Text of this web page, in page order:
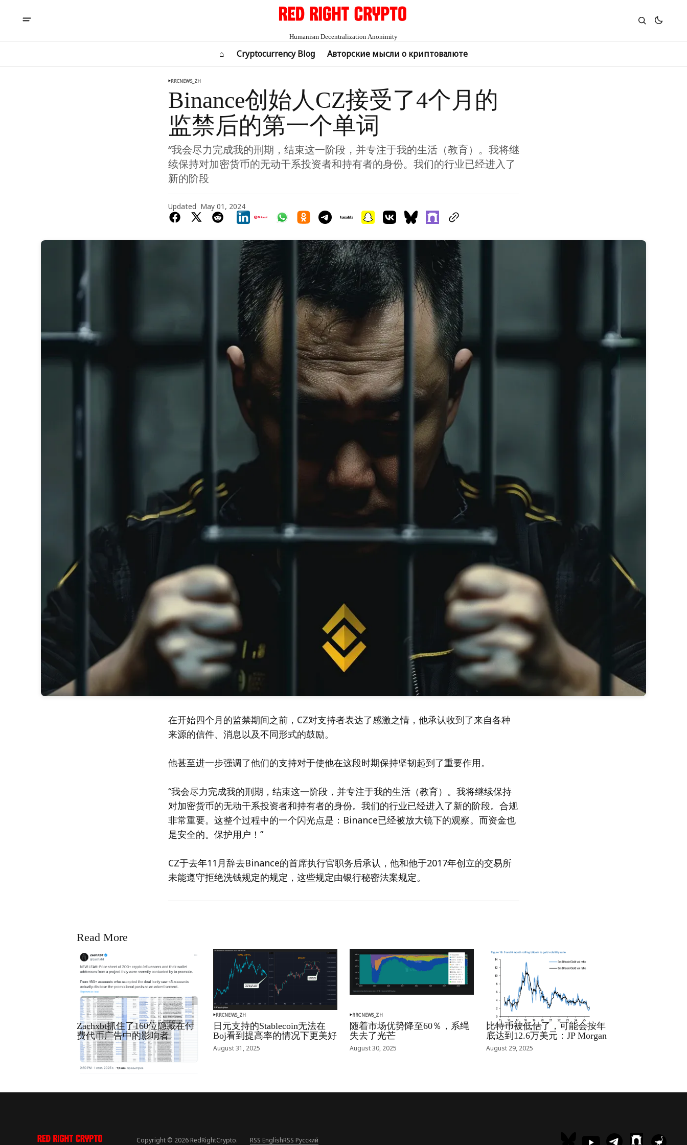
Humanism Decentralization Anonimity
⌂ Cryptocurrency Blog Авторские мысли о криптовалюте
RRCNEWS_ZH
Binance创始人CZ接受了4个月的
监禁后的第一个单词
“我会尽力完成我的刑期，结束这一阶段，并专注于我的生活（教育）。我将继
续保持对加密货币的无动干系投资者和持有者的身份。我们的行业已经进入了
新的阶段
Updated May 01, 2024
在开始四个月的监禁期间之前，CZ对支持者表达了感激之情，他承认收到了来自各种
来源的信件、消息以及不同形式的鼓励。
他甚至进一步强调了他们的支持对于使他在这段时期保持坚韧起到了重要作用。
“我会尽力完成我的刑期，结束这一阶段，并专注于我的生活（教育）。我将继续保持
对加密货币的无动干系投资者和持有者的身份。我们的行业已经进入了新的阶段。合规
非常重要。这整个过程中的一个闪光点是：Binance已经被放大镜下的观察。而资金也
是安全的。保护用户！”
CZ于去年11月辞去Binance的首席执行官职务后承认，他和他于2017年创立的交易所
未能遵守拒绝洗钱规定的规定，这些规定由银行秘密法案规定。
Read More
RRCNEWS_ZH
Zachxbt抓住了160位隐藏在付
费代币广告中的影响者
September 01, 2025
RRCNEWS_ZH
日元支持的Stablecoin无法在
Boj看到提高率的情况下更美好
August 31, 2025
RRCNEWS_ZH
随着市场优势降至60％，系绳
失去了光芒
August 30, 2025
RRCNEWS_ZH
比特币被低估了，可能会按年
底达到12.6万美元：JP Morgan
August 29, 2025
Copyright © 2026 RedRightCrypto. RSS EnglishRSS Русский